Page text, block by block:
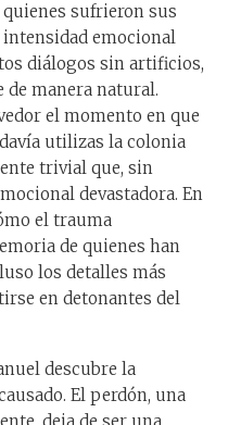
sufrieron sus
intensidad emocional
diálogos sin artificios,
manera natural.
el momento en que
utilizas la colonia
trivial que, sin
devastadora. En
el trauma
de quienes han
los detalles más
en detonantes del
descubre la
El perdón, una